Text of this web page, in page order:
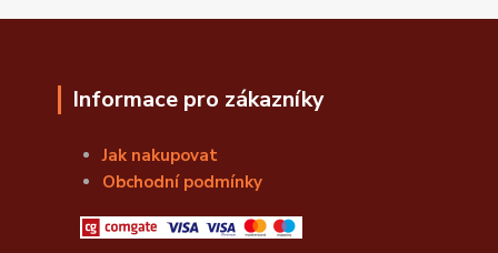
Informace pro zákazníky
Jak nakupovat
Obchodní podmínky